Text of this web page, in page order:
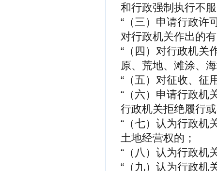
和行政强制执行不
“（三）申请行政许
对行政机关作出的
“（四）对行政机关
原、荒地、滩涂、
“（五）对征收、征
“（六）申请行政机
行政机关拒绝履行
“（七）认为行政机
土地经营权的；
“（八）认为行政机
“（九）认为行政机